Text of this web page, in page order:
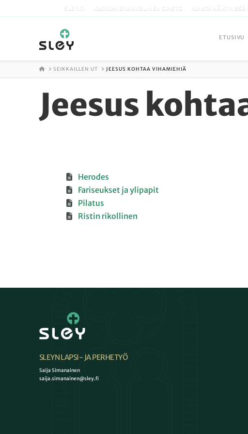
SLEY.FI KARKUN EVANKELINEN OPISTO MAATA
ETUSIVU
ETUSIVU
SEIKKAILLEN UT JEESUS KOHTAA VIHAMIEHIÄ
Jeesus
Herodes
Fariseukset ja ylipapit
Pilatus
Ristin rikollinen
SLEYN LAPSI- JA PERHETYÖ
Saija Simanainen
saija.simanainen@sley.fi